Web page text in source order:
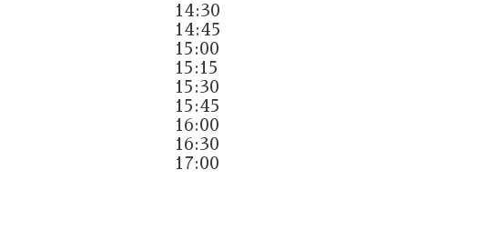
14:30
14:45
15:00
15:15
15:30
15:45
16:00
16:30
17:00